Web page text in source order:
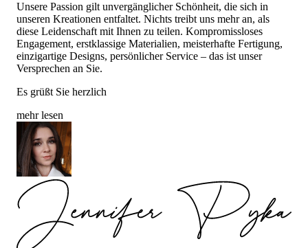
Unsere Passion gilt unvergänglicher Schönheit, die sich in
unseren Kreationen entfaltet. Nichts treibt uns mehr an, als
diese Leidenschaft mit Ihnen zu teilen. Kompromissloses
Engagement, erstklassige Materialien, meisterhafte Fertigung,
einzigartige Designs, persönlicher Service – das ist unser
Versprechen an Sie.
Es grüßt Sie herzlich
mehr lesen